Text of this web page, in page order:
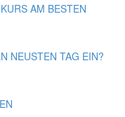
AM BESTEN
NEUSTEN TAG EIN?